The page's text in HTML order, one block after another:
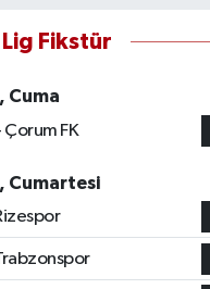
Fikstür
Cuma
FK
Cumartesi